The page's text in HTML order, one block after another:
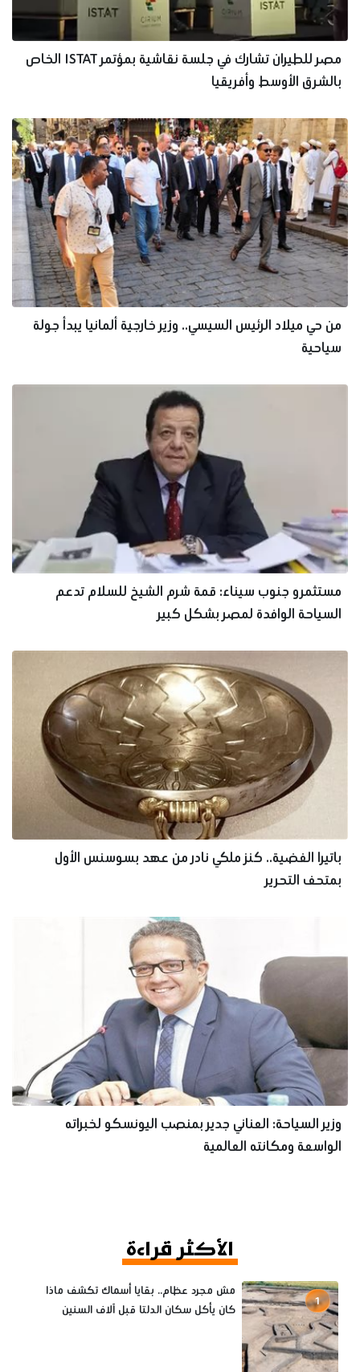
مصر للطيران تشارك في جلسة نقاشية بمؤتمر ISTAT الخاص
بالشرق الأوسط وأفريقيا
من حي ميلاد الرئيس السيسي.. وزير خارجية ألمانيا يبدأ جولة
سياحية
مستثمرو جنوب سيناء: قمة شرم الشيخ للسلام تدعم
السياحة الوافدة لمصر بشكل كبير
باتيرا الفضية.. كنز ملكي نادر من عهد بسوسنس الأول
بمتحف التحرير
وزير السياحة: العناني جدير بمنصب اليونسكو لخبراته
الواسعة ومكانته العالمية
الأكثر قراءة
1
مش مجرد عظام.. بقايا أسماك تكشف ماذا
كان يأكل سكان الدلتا قبل آلاف السنين